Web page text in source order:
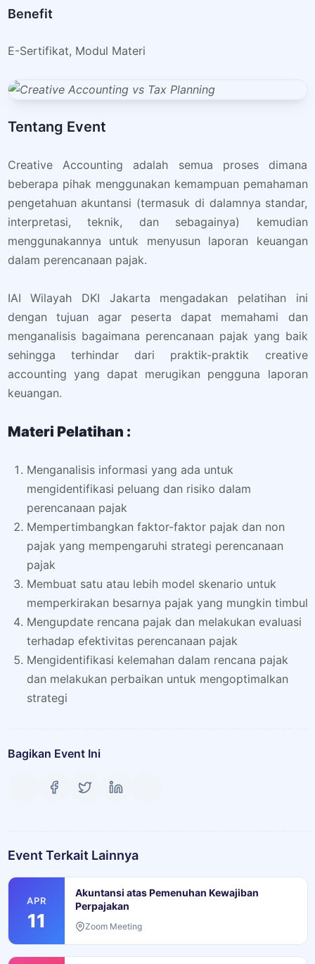
Benefit
E-Sertifikat, Modul Materi
Tentang Event
Creative Accounting adalah semua proses dimana
beberapa pihak menggunakan kemampuan pemahaman
pengetahuan akuntansi (termasuk di dalamnya standar,
interpretasi, teknik, dan sebagainya) kemudian
menggunakannya untuk menyusun laporan keuangan
dalam perencanaan pajak.
IAI Wilayah DKI Jakarta mengadakan pelatihan ini
dengan tujuan agar peserta dapat memahami dan
menganalisis bagaimana perencanaan pajak yang baik
sehingga terhindar dari praktik-praktik creative
accounting yang dapat merugikan pengguna laporan
keuangan.
Materi Pelatihan :
Menganalisis informasi yang ada untuk
mengidentifikasi peluang dan risiko dalam
perencanaan pajak
Mempertimbangkan faktor-faktor pajak dan non
pajak yang mempengaruhi strategi perencanaan
pajak
Membuat satu atau lebih model skenario untuk
memperkirakan besarnya pajak yang mungkin timbul
Mengupdate rencana pajak dan melakukan evaluasi
terhadap efektivitas perencanaan pajak
Mengidentifikasi kelemahan dalam rencana pajak
dan melakukan perbaikan untuk mengoptimalkan
strategi
Bagikan Event Ini
Event Terkait Lainnya
APR
11
Akuntansi atas Pemenuhan Kewajiban
Perpajakan
Zoom Meeting